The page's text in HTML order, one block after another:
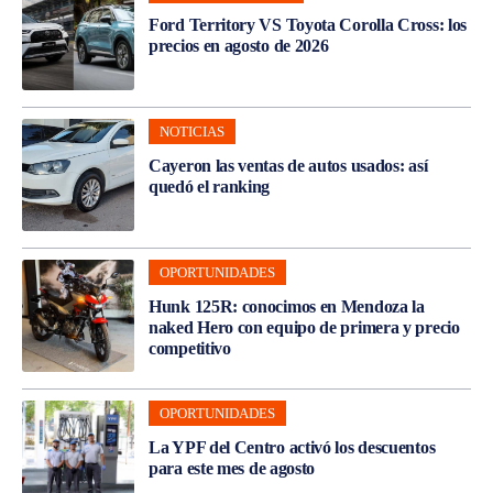
Ford Territory VS Toyota Corolla Cross: los
precios en agosto de 2026
NOTICIAS
Cayeron las ventas de autos usados: así
quedó el ranking
OPORTUNIDADES
Hunk 125R: conocimos en Mendoza la
naked Hero con equipo de primera y precio
competitivo
OPORTUNIDADES
La YPF del Centro activó los descuentos
para este mes de agosto